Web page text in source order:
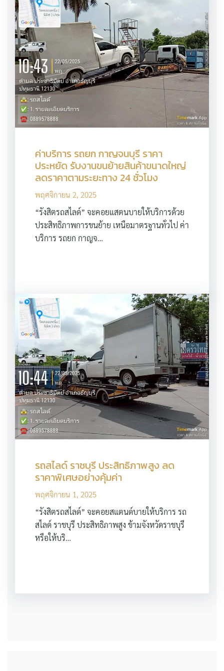
ค่าบริการ รถยก กาญจนบุรี ราคา
ประหยัด รับงานขนย้ายสินค้าขนาดใหญ่
ลดราคาตามระยะทาง 24 ชั่วโมง
พฤศจิกายน 2, 2025
“รังสิตรถสไลด์” จะคอยแสตนบายให้บริการด้วย
ประสิทธิภาพการขนย้าย เหนือมาตรฐานทั่วไป ค่า
บริการ รถยก กาญจ…
รถสไลด์ ราชบุรี ประสิทธิภาพสูง ลด
ราคาพิเศษอย่างคุ้มค่า
พฤศจิกายน 1, 2025
“รังสิตรถสไลด์” จะคอยสแตนด์บายให้บริการ รถ
สไลด์ ราชบุรี ประสิทธิภาพสูง ข้ามจังหวัดราชบุรี
หรือให้บริ…